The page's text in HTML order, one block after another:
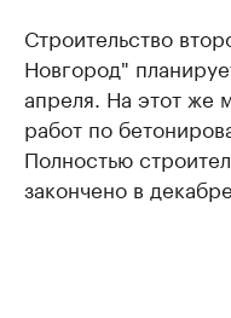
Строительство
Новгород"
апреля. На этот же
работ по
Полностью
закончено в